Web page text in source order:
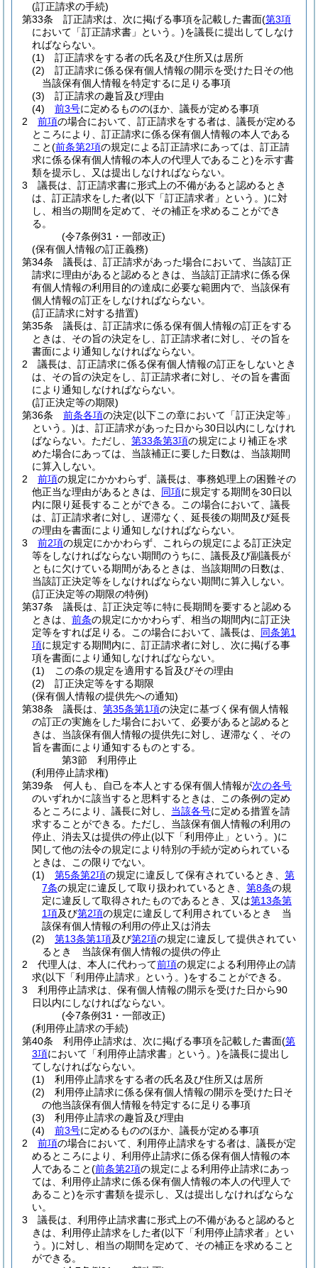
(訂正請求の手続)
第33条
訂正請求は、次に掲げる事項を記載した書面(第3項
において「訂正請求書」という。)を議長に提出してしなけ
ればならない。
(1)
訂正請求をする者の氏名及び住所又は居所
(2)
訂正請求に係る保有個人情報の開示を受けた日その他
当該保有個人情報を特定するに足りる事項
(3)
訂正請求の趣旨及び理由
(4)
前3号に定めるもののほか、議長が定める事項
2
前項の場合において、訂正請求をする者は、議長が定める
ところにより、訂正請求に係る保有個人情報の本人である
こと(前条第2項の規定による訂正請求にあっては、訂正請
求に係る保有個人情報の本人の代理人であること)を示す書
類を提示し、又は提出しなければならない。
3
議長は、訂正請求書に形式上の不備があると認めるとき
は、訂正請求をした者(以下「訂正請求者」という。)に対
し、相当の期間を定めて、その補正を求めることができ
る。
(令7条例31・一部改正)
(保有個人情報の訂正義務)
第34条
議長は、訂正請求があった場合において、当該訂正
請求に理由があると認めるときは、当該訂正請求に係る保
有個人情報の利用目的の達成に必要な範囲内で、当該保有
個人情報の訂正をしなければならない。
(訂正請求に対する措置)
第35条
議長は、訂正請求に係る保有個人情報の訂正をする
ときは、その旨の決定をし、訂正請求者に対し、その旨を
書面により通知しなければならない。
2
議長は、訂正請求に係る保有個人情報の訂正をしないとき
は、その旨の決定をし、訂正請求者に対し、その旨を書面
により通知しなければならない。
(訂正決定等の期限)
第36条
前条各項の決定(以下この章において「訂正決定等」
という。)は、訂正請求があった日から30日以内にしなけれ
ばならない。 ただし、 第33条第3項の規定により補正を求
めた場合にあっては、当該補正に要した日数は、当該期間
に算入しない。
2
前項の規定にかかわらず、議長は、事務処理上の困難その
他正当な理由があるときは、 同項に規定する期間を30日以
内に限り延長することができる。
この場合において、議長
は、訂正請求者に対し、遅滞なく、延長後の期間及び延長
の理由を書面により通知しなければならない。
3
前2項の規定にかかわらず、これらの規定による訂正決定
等をしなければならない期間のうちに、議長及び副議長が
ともに欠けている期間があるときは、当該期間の日数は、
当該訂正決定等をしなければならない期間に算入しない。
(訂正決定等の期限の特例)
第37条
議長は、訂正決定等に特に長期間を要すると認める
ときは、 前条の規定にかかわらず、相当の期間内に訂正決
定等をすれば足りる。
この場合において、議長は、 同条第1
項に規定する期間内に、訂正請求者に対し、次に掲げる事
項を書面により通知しなければならない。
(1)
この条の規定を適用する旨及びその理由
(2)
訂正決定等をする期限
(保有個人情報の提供先への通知)
第38条
議長は、 第35条第1項の決定に基づく保有個人情報
の訂正の実施をした場合において、必要があると認めると
きは、当該保有個人情報の提供先に対し、遅滞なく、その
旨を書面により通知するものとする。
第3節
利用停止
(利用停止請求権)
第39条
何人も、自己を本人とする保有個人情報が次の各号
のいずれかに該当すると思料するときは、この条例の定め
るところにより、議長に対し、 当該各号に定める措置を請
求することができる。 ただし、当該保有個人情報の利用の
停止、消去又は提供の停止(以下「利用停止」という。)に
関して他の法令の規定により特別の手続が定められている
ときは、この限りでない。
(1)
第5条第2項の規定に違反して保有されているとき、 第
7条の規定に違反して取り扱われているとき、 第8条の規
定に違反して取得されたものであるとき、又は第13条第
1項及び第2項の規定に違反して利用されているとき 当
該保有個人情報の利用の停止又は消去
(2)
第13条第1項及び第2項の規定に違反して提供されてい
るとき 当該保有個人情報の提供の停止
2
代理人は、本人に代わって前項の規定による利用停止の請
求(以下「利用停止請求」という。)をすることができる。
3
利用停止請求は、保有個人情報の開示を受けた日から90
日以内にしなければならない。
(令7条例31・一部改正)
(利用停止請求の手続)
第40条
利用停止請求は、次に掲げる事項を記載した書面(第
3項において「利用停止請求書」という。)を議長に提出し
てしなければならない。
(1)
利用停止請求をする者の氏名及び住所又は居所
(2)
利用停止請求に係る保有個人情報の開示を受けた日そ
の他当該保有個人情報を特定するに足りる事項
(3)
利用停止請求の趣旨及び理由
(4)
前3号に定めるもののほか、議長が定める事項
2
前項の場合において、利用停止請求をする者は、議長が定
めるところにより、利用停止請求に係る保有個人情報の本
人であること(前条第2項の規定による利用停止請求にあっ
ては、利用停止請求に係る保有個人情報の本人の代理人で
あること)を示す書類を提示し、又は提出しなければならな
い。
3
議長は、利用停止請求書に形式上の不備があると認めると
きは、利用停止請求をした者(以下「利用停止請求者」とい
う。)に対し、相当の期間を定めて、その補正を求めること
ができる。